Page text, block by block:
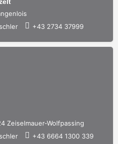
+43 2734 37999
Zeiselmauer-Wolfpassing
+43 6664 1300 339